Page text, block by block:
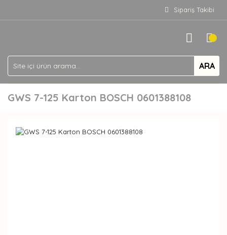
Sipariş Takibi
ARA
GWS 7-125 Karton BOSCH 0601388108